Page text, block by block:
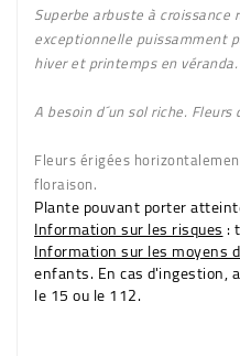
Superbe arbuste à
exceptionnelle puissamment
hiver et printemps en véranda.
A besoin d´un sol riche.
Fleurs érigées
floraison.
Plante pouvant porter
Information sur les risques:
Information sur les moyens
enfants. En cas d'ingestion,
le 15 ou le 112.